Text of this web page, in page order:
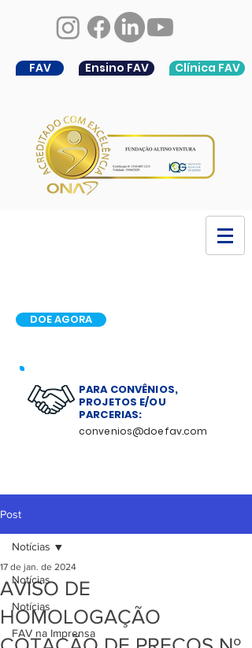
FAV Ensino FAV Clínica FAV
DOE AGORA
PARA CONVÊNIOS,
PROJETOS E/OU
PARCERIAS:
convenios@doefav.com
Post
Notícias
Notícias
FAV na Imprensa
Notícias
AVISO DE
HOMOLOGAÇÃO
17 de jan. de 2024